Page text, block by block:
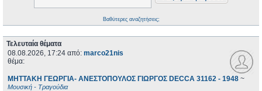
Βαθύτερες αναζητήσεις;
Τελευταία θέματα
08.08.2026, 17:24 από: marco21nis
θέμα:
ΜΗΤΤΑΚΗ ΓΕΩΡΓΙΑ- ΑΝΕΣΤΟΠΟΥΛΟΣ ΓΙΩΡΓΟΣ DECCA 31162 - 1948 ~
Μουσική - Τραγούδια